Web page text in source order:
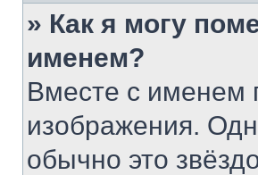
» Как я могу
именем?
Вместе с именем
изображения.
обычно это